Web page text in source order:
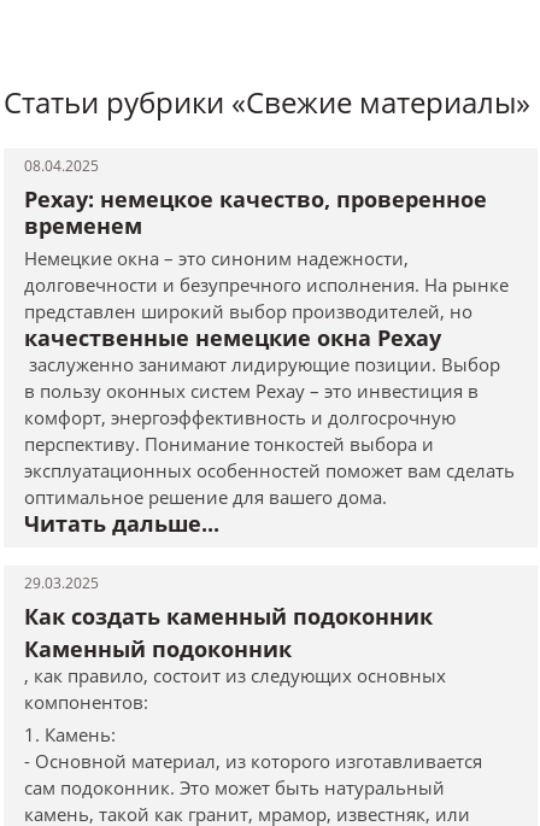
Статьи рубрики «Свежие материалы»
08.04.2025
Рехау: немецкое качество, проверенное
временем
Немецкие окна – это синоним надежности,
долговечности и безупречного исполнения. На рынке
представлен широкий выбор производителей, но
качественные немецкие окна Рехау
заслуженно занимают лидирующие позиции. Выбор
в пользу оконных систем Рехау – это инвестиция в
комфорт, энергоэффективность и долгосрочную
перспективу. Понимание тонкостей выбора и
эксплуатационных особенностей поможет вам сделать
оптимальное решение для вашего дома.
Читать дальше...
29.03.2025
Как создать каменный подоконник
Каменный подоконник
, как правило, состоит из следующих основных
компонентов:
1. Камень:
- Основной материал, из которого изготавливается
сам подоконник. Это может быть натуральный
камень, такой как гранит, мрамор, известняк, или